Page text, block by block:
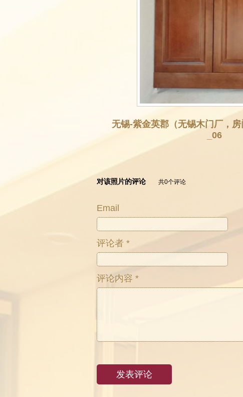
无锡-紫金英郡（无锡木门厂，
_06
对该照片的评论 共0个评论
Email
评论者 *
评论内容 *